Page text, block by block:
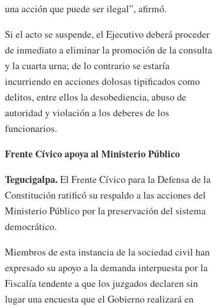
una acción que puede ser ilegal”, afirmó.
Si el acto se suspende, el Ejecutivo deberá proceder
de inmediato a eliminar la promoción de la consulta
y la cuarta urna; de lo contrario se estaría
incurriendo en acciones dolosas tipificados como
delitos, entre ellos la desobediencia, abuso de
autoridad y violación a los deberes de los
funcionarios.
Frente Cívico apoya al Ministerio Público
Tegucigalpa. El Frente Cívico para la Defensa de la
Constitución ratificó su respaldo a las acciones del
Ministerio Público por la preservación del sistema
democrático.
Miembros de esta instancia de la sociedad civil han
expresado su apoyo a la demanda interpuesta por la
Fiscalía tendente a que los juzgados declaren sin
lugar una encuesta que el Gobierno realizará en